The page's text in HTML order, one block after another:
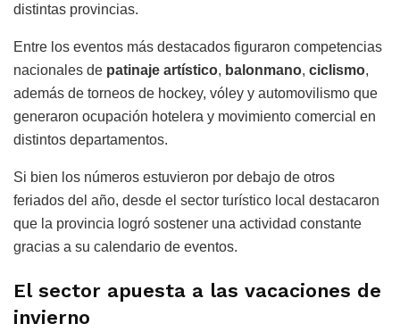
distintas provincias.
Entre los eventos más destacados figuraron competencias
nacionales de patinaje artístico, balonmano, ciclismo,
además de torneos de hockey, vóley y automovilismo que
generaron ocupación hotelera y movimiento comercial en
distintos departamentos.
Si bien los números estuvieron por debajo de otros
feriados del año, desde el sector turístico local destacaron
que la provincia logró sostener una actividad constante
gracias a su calendario de eventos.
El sector apuesta a las vacaciones de
invierno